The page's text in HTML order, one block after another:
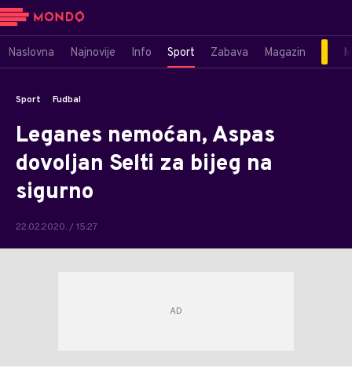
Naslovna Najnovije Info Sport Zabava Magazin
Sport Fudbal
Leganes nemoćan, Aspas
dovoljan Selti za bijeg na
sigurno
22.02.2020. / 15:27